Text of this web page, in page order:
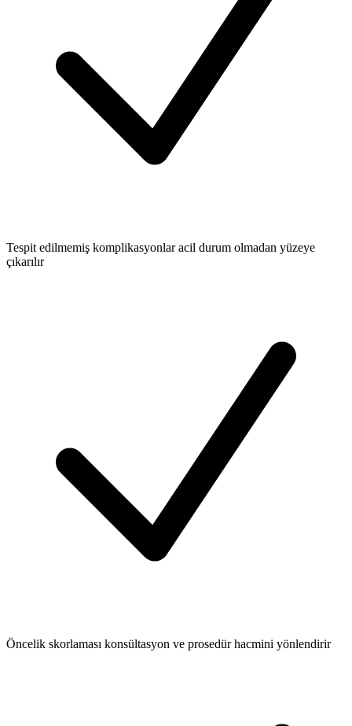
Tespit edilmemiş komplikasyonlar acil durum olmadan yüzeye
çıkarılır
Öncelik skorlaması konsültasyon ve prosedür hacmini yönlendirir